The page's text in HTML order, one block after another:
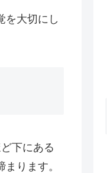
を大切にし
下にある
ります。